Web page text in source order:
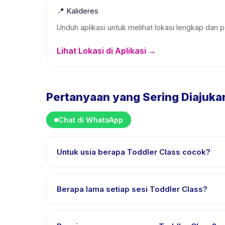
📍 Kalideres
Unduh aplikasi untuk melihat lokasi lengkap dan
Lihat Lokasi di Aplikasi →
Pertanyaan yang Sering
Chat di WhatsApp
Untuk usia berapa Toddler Class cocok?
anak mendapat tantangan yang sesuai.
Berapa lama setiap sesi Toddler Class?